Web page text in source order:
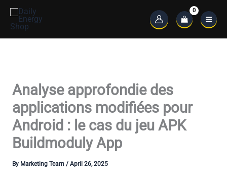
content
Main
Menu
Analyse approfondie des
applications modifiées pour
Android : le cas du jeu APK
Buildmoduly App
By Marketing Team / April 26, 2025